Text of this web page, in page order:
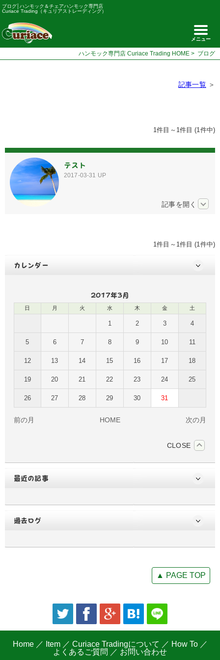
ブログ│ハンモック＆チェアハンモック専門店
Curiace Trading（キュリアストレーディング）
メニュー
ハンモック専門店 Curiace Trading HOME > ブログ
記事一覧＞
1件目～1件目 (1件中)
テスト
2017-03-31 UP
1件目～1件目 (1件中)
カレンダー
2017年3月
日 月 火 水 木 金 土
1 2 3 4
5 6 7 8 9 10 11
12 13 14 15 16 17 18
19 20 21 22 23 24 25
26 27 28 29 30 31
前の月 次の月
HOME
CLOSE
最近の記事
過去ログ
▲ PAGE TOP
Home／ Item／ Curiace Tradingについて ／ How To／
よくあるご質問 ／ お問い合わせ